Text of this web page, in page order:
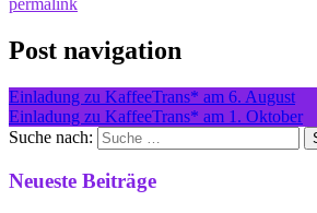
Post navigation
Einladung zu KaffeeTrans* am 6. August
Einladung zu KaffeeTrans* am 1. Oktober
Suche nach:
Neueste Beiträge